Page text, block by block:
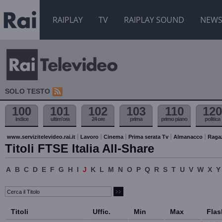
RAIPLAY TV RAIPLAY SOUND NEWS
SOLO TESTO
100
indice
101
ultim'ora
102
24 ore
103
prima
110
primo piano
120
politica
www.servizitelevideo.rai.it Lavoro Cinema Prima serata Tv Almanacco
Titoli FTSE Italia All-Share
A B C D E F G H I J K L M N O P Q R S T U V W X Y
Titoli Uffic. Min Max